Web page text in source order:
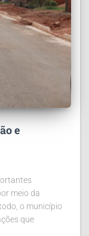
e
meio da
o município
que